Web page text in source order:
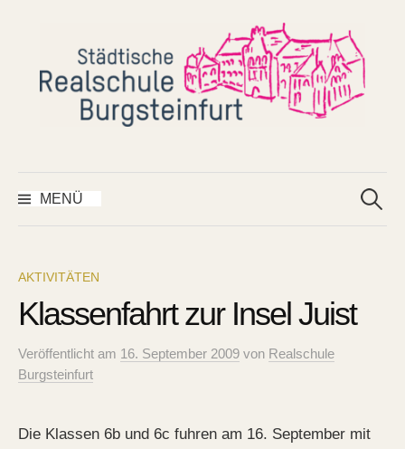
MENÜ
nach:
AKTIVITÄTEN
Klassenfahrt zur Insel Juist
Veröffentlicht am 16. September 2009 von Realschule
Burgsteinfurt
Die Klassen 6b und 6c fuhren am 16. September mit